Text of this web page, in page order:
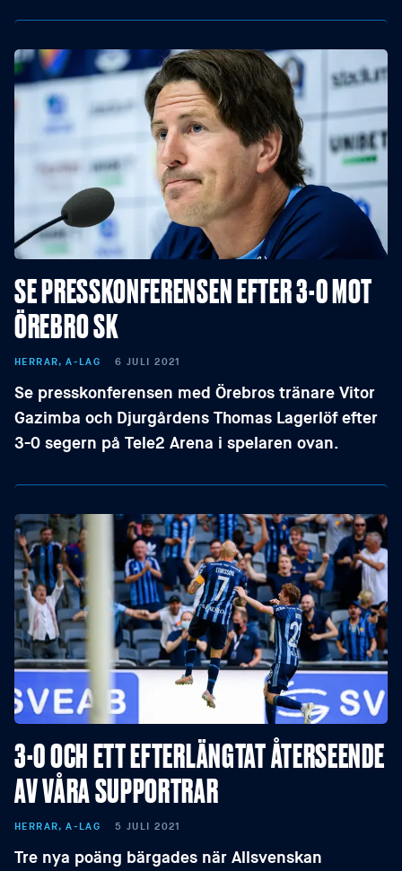
SE PRESSKONFERENSEN EFTER 3-0 MOT
ÖREBRO SK
HERRAR, A-LAG 6 JULI 2021
Se presskonferensen med Örebros tränare Vitor
Gazimba och Djurgårdens Thomas Lagerlöf efter
3-0 segern på Tele2 Arena i spelaren ovan.
3-0 OCH ETT EFTERLÄNGTAT ÅTERSEENDE
AV VÅRA SUPPORTRAR
HERRAR, A-LAG 5 JULI 2021
Tre nya poäng bärgades när Allsvenskan